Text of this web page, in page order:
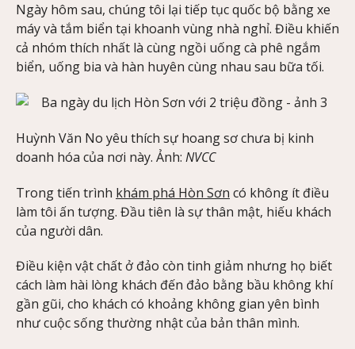
Ngày hôm sau, chúng tôi lại tiếp tục quốc bộ bằng xe
máy và tắm biển tại khoanh vùng nhà nghỉ. Điều khiến
cả nhóm thích nhất là cùng ngồi uống cà phê ngắm
biển, uống bia và hàn huyên cùng nhau sau bữa tối.
Huỳnh Văn No yêu thích sự hoang sơ chưa bị kinh
doanh hóa của nơi này. Ảnh: NVCC
Trong tiến trình khám phá Hòn Sơn có không ít điều
làm tôi ấn tượng. Đầu tiên là sự thân mật, hiếu khách
của người dân.
Điều kiện vật chất ở đảo còn tinh giảm nhưng họ biết
cách làm hài lòng khách đến đảo bằng bầu không khí
gần gũi, cho khách có khoảng không gian yên bình
như cuộc sống thường nhật của bản thân mình.